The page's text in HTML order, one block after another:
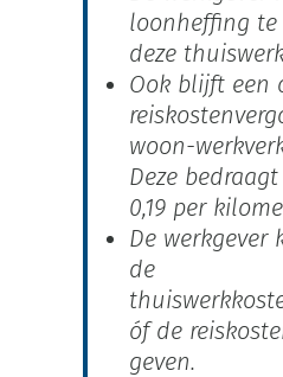
loonheffing
deze
Ook blijft een
woon-
Deze
0,19 per
De werkgever
de
óf de
geven.